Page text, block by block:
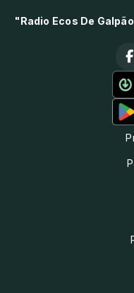
"Radio Ecos De